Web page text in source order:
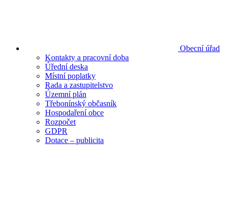
Obecní úřad
Kontakty a pracovní doba
Úřední deska
Místní poplatky
Rada a zastupitelstvo
Územní plán
Třebonínský občasník
Hospodaření obce
Rozpočet
GDPR
Dotace – publicita